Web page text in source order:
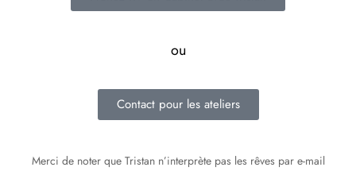
ou
Contact pour les ateliers
Merci de noter que Tristan n’interprète pas les rêves par e-mail